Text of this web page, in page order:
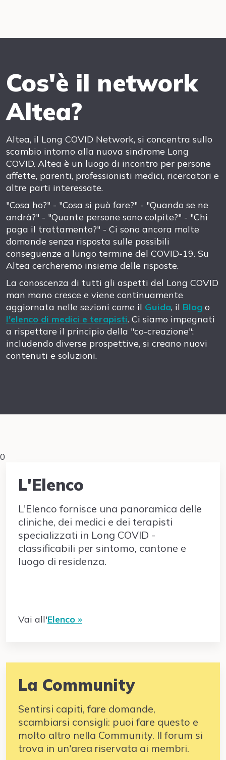
Cos'è il network
Altea?
Altea, il Long COVID Network, si concentra sullo
scambio intorno alla nuova sindrome Long
COVID. Altea è un luogo di incontro per persone
affette, parenti, professionisti medici, ricercatori e
altre parti interessate.
"Cosa ho?" - "Cosa si può fare?" - "Quando se ne
andrà?" - "Quante persone sono colpite?" - "Chi
paga il trattamento?" - Ci sono ancora molte
domande senza risposta sulle possibili
conseguenze a lungo termine del COVID-19. Su
Altea cercheremo insieme delle risposte.
La conoscenza di tutti gli aspetti del Long COVID
man mano cresce e viene continuamente
aggiornata nelle sezioni come il Guida, il Blog o
l'elenco di medici e terapisti. Ci siamo impegnati
a rispettare il principio della "co-creazione":
includendo diverse prospettive, si creano nuovi
contenuti e soluzioni.
0
L'Elenco
L'Elenco fornisce una panoramica delle
cliniche, dei medici e dei terapisti
specializzati in Long COVID -
classificabili per sintomo, cantone e
luogo di residenza.
Vai all'Elenco »
La Community
Sentirsi capiti, fare domande,
scambiarsi consigli: puoi fare questo e
molto altro nella Community. Il forum si
trova in un'area riservata ai membri.